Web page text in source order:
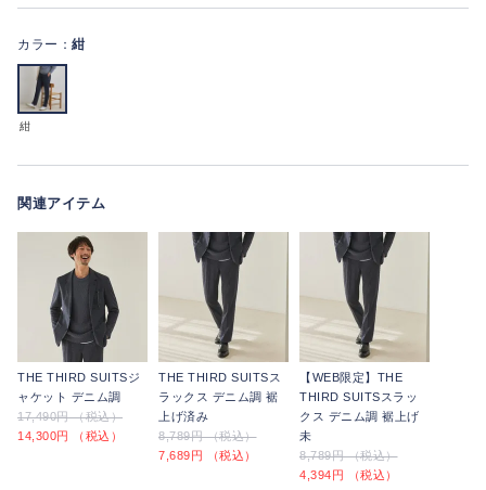
カラー： 紺
紺
関連アイテム
THE THIRD SUITSジ
ャケット デニム調
17,490円 （税込）
14,300円 （税込）
THE THIRD SUITSス
ラックス デニム調 裾
上げ済み
8,789円 （税込）
7,689円 （税込）
【WEB限定】THE
THIRD SUITSスラッ
クス デニム調 裾上げ
未
8,789円 （税込）
4,394円 （税込）